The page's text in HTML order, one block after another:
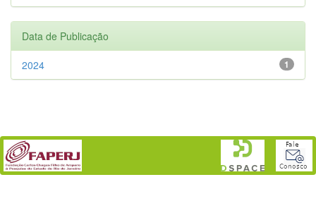
Data de Publicação
1
2024